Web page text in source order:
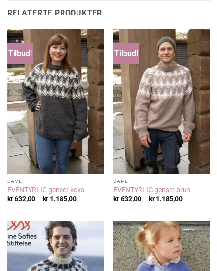
RELATERTE PRODUKTER
Tilbud!
DAME
EVENTYRLIG genser koks
kr632,00 – kr1.185,00Prisområde:
Tilbud!
DAME
EVENTYRLIG genser brun
kr632,00 – kr1.185,00